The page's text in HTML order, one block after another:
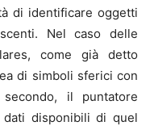
di identificare oggetti
Nel caso delle
come già detto
di simboli sferici con
il puntatore
disponibili di quel